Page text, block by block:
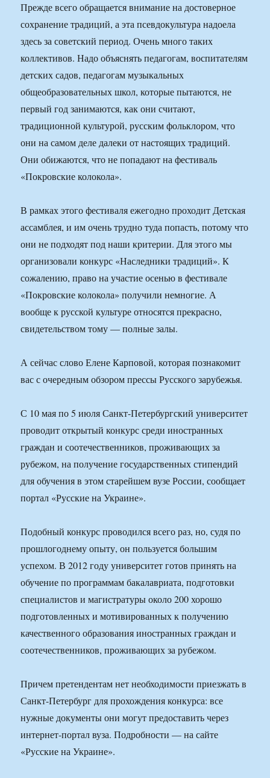
Прежде всего обращается внимание на достоверное
сохранение традиций, а эта псевдокультура надоела
здесь за советский период. Очень много таких
коллективов. Надо объяснять педагогам, воспитателям
детских садов, педагогам музыкальных
общеобразовательных школ, которые пытаются, не
первый год занимаются, как они считают,
традиционной культурой, русским фольклором, что
они на самом деле далеки от настоящих традиций.
Они обижаются, что не попадают на фестиваль
«Покровские колокола».
В рамках этого фестиваля ежегодно проходит Детская
ассамблея, и им очень трудно туда попасть, потому что
они не подходят под наши критерии. Для этого мы
организовали конкурс «Наследники традиций». К
сожалению, право на участие осенью в фестивале
«Покровские колокола» получили немногие. А
вообще к русской культуре относятся прекрасно,
свидетельством тому — полные залы.
А сейчас слово Елене Карповой, которая познакомит
вас с очередным обзором прессы Русского зарубежья.
С 10 мая по 5 июля Санкт-Петербургский университет
проводит открытый конкурс среди иностранных
граждан и соотечественников, проживающих за
рубежом, на получение государственных стипендий
для обучения в этом старейшем вузе России, сообщает
портал «Русские на Украине».
Подобный конкурс проводился всего раз, но, судя по
прошлогоднему опыту, он пользуется большим
успехом. В 2012 году университет готов принять на
обучение по программам бакалавриата, подготовки
специалистов и магистратуры около 200 хорошо
подготовленных и мотивированных к получению
качественного образования иностранных граждан и
соотечественников, проживающих за рубежом.
Причем претендентам нет необходимости приезжать в
Санкт-Петербург для прохождения конкурса: все
нужные документы они могут предоставить через
интернет-портал вуза. Подробности — на сайте
«Русские на Украине».